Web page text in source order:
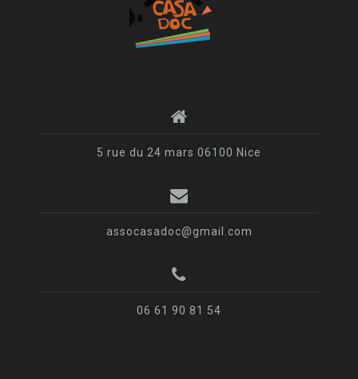
5 rue du 24 mars 06100 Nice
assocasadoc@gmail.com
06 61 90 81 54